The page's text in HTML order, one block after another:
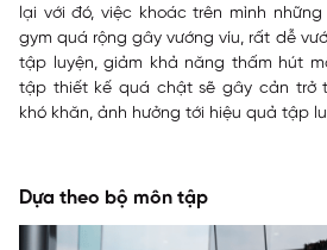
lại với đó, việc khoác trên mình
gym quá rộnggây vướng víu, rất dễ
tập luyện, giảm khả năng thấm hút
tập thiết kế quá chật sẽ gây cản trở
khó khăn, ảnh hưởng tới hiệu quả tập
Dựa theo bộ môn tập